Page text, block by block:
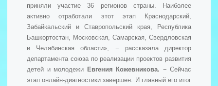
приняли участие 36 регионов страны. Наиболее
активно отработали этот этап Краснодарский,
Забайкальский и Ставропольский края, Республика
Башкортостан, Московская, Самарская, Свердловская
и Челябинская области», − рассказала директор
департамента союза по реализации проектов развития
детей и молодежи Евгения Кожевникова. − Сейчас
этап онлайн-диагностики завершен. И главный его итог